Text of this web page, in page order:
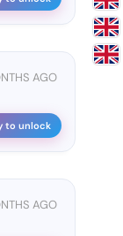
AGO
to unlock
AGO